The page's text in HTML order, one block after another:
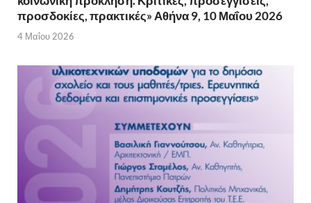
προσδοκίες, πρακτικές» Αθήνα 9, 10 Μαΐου 2026
4 Μαΐου 2026